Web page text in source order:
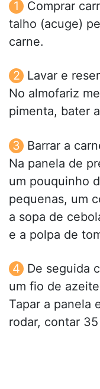
Comprar
talho (acuge)
carne.
Lavar e
No almofariz
pimenta, bater
Barrar a
Na panela de
um pouquinho
pequenas, um
a sopa de
e a polpa de
De seguida
um fio de
Tapar a panela
rodar, contar